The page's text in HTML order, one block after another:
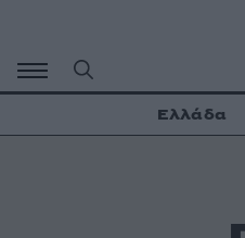
περιεχόμενο
Ελλάδα